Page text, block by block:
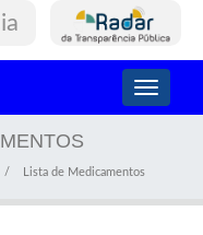
Toggle
Lista de Medicamentos